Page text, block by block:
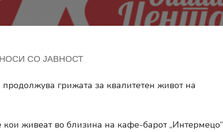
СО ЈАВНОСТ
грижата за квалитетен живот на
кои живеат во близина на кафе-барот „Интермецо“